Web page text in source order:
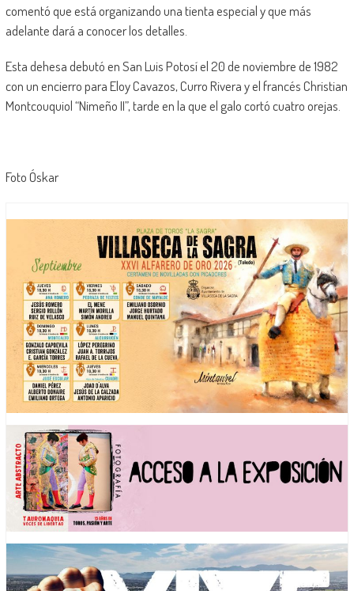
comentó que está organizando una tienta especial y que más
adelante dará a conocer los detalles.
Esta dehesa debutó en San Luis Potosí el 20 de noviembre de 1982
con un encierro para Eloy Cavazos, Curro Rivera y el francés Christian
Montcouquiol “Nimeño II”, tarde en la que el galo cortó cuatro orejas.
Foto Óskar